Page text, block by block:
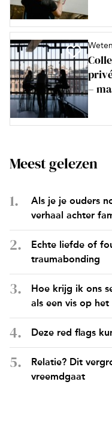
–
Meest gelezen
Als je je ouders
verhaal achter
Echte liefde of
traumabonding
Hoe krijg ik ons
als een vis op
Deze red flags
Relatie? Dit
vreemdgaat